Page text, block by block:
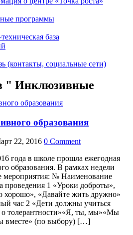
программы
база
(контакты, социальные сети)
" Инклюзивные
образования
22, 2016 0 Comment
года в школе прошла ежегодная
образования. В рамках недели
№ Наименование
проведения 1 «Уроки доброты»,
хорошо», «Давайте жить дружно»
час 2 «Дети должны учиться
о толерантности»«Я, ты, мы»«Мы
вместе» (по выбору) […]